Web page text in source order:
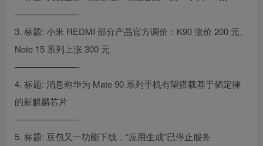
———————-
3. 标题: 小米 REDMI 部分产品官方调价：K90 涨价 200 元、
Note 15 系列上涨 300 元
———————-
4. 标题: 消息称华为 Mate 90 系列手机有望搭载基于韬定律
的新麒麟芯片
———————-
5. 标题: 豆包又一功能下线，“应用生成”已停止服务